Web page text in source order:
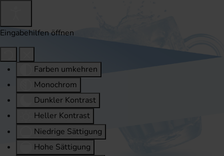
Eingabehilfen öffnen
Farben umkehren
Monochrom
Dunkler Kontrast
Heller Kontrast
Niedrige Sättigung
Hohe Sättigung